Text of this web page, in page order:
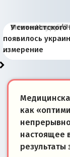
Киевская
Запада
«переобувании»
В России
перемены: 15
суверенной
Миграционный
Европы
Россия
сбрасывать
Анкориджа
Россия зимой
года: первые
внутренней
Русская нация
сегодня
Почему правый
Варшаве не
отношениям с
Место Науру /
современной
Южной Осетии
У сионистского
появилось
измерение
как
настоящее